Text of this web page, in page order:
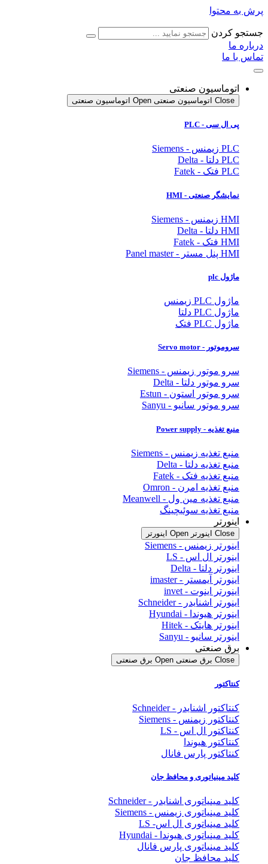
پرش به محتوا
جستجو کردن
درباره ما
تماس با ما
اتوماسیون صنعتی
Close اتوماسیون صنعتی Open اتوماسیون صنعتی
پی ال سی - PLC
PLC زیمنس - Siemens
PLC دلتا - Delta
PLC فتک - Fatek
نمایشگر صنعتی - HMI
HMI زیمنس - Siemens
HMI دلتا - Delta
HMI فتک - Fatek
HMI پنل مستر - Panel master
ماژول plc
ماژول PLC زیمنس
ماژول PLC دلتا
ماژول PLC فتک
سروموتور - Servo motor
سرو موتور زیمنس - Siemens
سرو موتور دلتا - Delta
سرو موتور استون - Estun
سرو موتور سانیو - Sanyu
منبع تغذیه - Power supply
منبع تغذیه زیمنس - Siemens
منبع تغذیه دلتا - Delta
منبع تغذیه فتک - Fatek
منبع تغذیه امرن - Omron
منبع تغذیه مین ول - Meanwell
منبع تغذیه سوئیچینگ
اینورتر
Close اینورتر Open اینورتر
اینورتر زیمنس - Siemens
اینورتر ال اس - LS
اینورتر دلتا - Delta
اینورتر آیمستر - imaster
اینورتر اینوت - invet
اینورتر اشنایدر - Schneider
اینورتر هیوندا - Hyundai
اینورتر هایتک - Hitek
اینورتر سانیو - Sanyu
برق صنعتی
Close برق صنعتی Open برق صنعتی
کنتاکتور
کنتاکتور اشنایدر - Schneider
کنتاکتور زیمنس - Siemens
کنتاکتور ال اس - LS
کنتاکتور هیوندا
کنتاکتور پارس فانال
کلید مینیاتوری و محافظ جان
کلید مینیاتوری اشنایدر - Schneider
کلید مینیاتوری زیمنس - Siemens
کلید مینیاتوری ال اس- LS
کلید مینیاتوری هیوندا - Hyundai
کلید مینیاتوری پارس فانال
کلید محافظ جان